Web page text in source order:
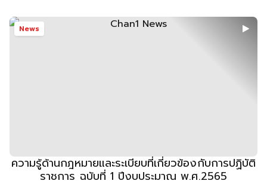
News
ความรู้ด้านกฎหมายและระเบียบที่เกี่ยวข้องกับการปฏิบัติ
ราชการ ฉบับที่ 1 ปีงบประมาณ พ.ศ.2565